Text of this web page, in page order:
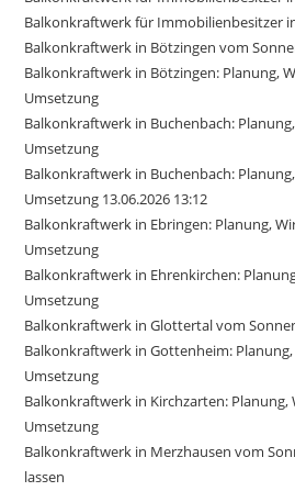
Balkonkraftwerk für Immobilienbesitzer
Balkonkraftwerk in Bötzingen vom
Balkonkraftwerk in Bötzingen: Planung,
Umsetzung
Balkonkraftwerk in Buchenbach:
Umsetzung
Balkonkraftwerk in Buchenbach:
Umsetzung 13.06.2026 13:12
Balkonkraftwerk in Ebringen: Planung,
Umsetzung
Balkonkraftwerk in Ehrenkirchen:
Umsetzung
Balkonkraftwerk in Glottertal vom
Balkonkraftwerk in Gottenheim:
Umsetzung
Balkonkraftwerk in Kirchzarten:
Umsetzung
Balkonkraftwerk in Merzhausen vom
lassen